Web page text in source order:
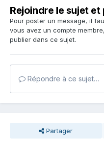
Rejoindre le sujet
Pour poster un message, il
vous avez un compte membre,
publier dans ce sujet.
Répondre à ce sujet…
Partager